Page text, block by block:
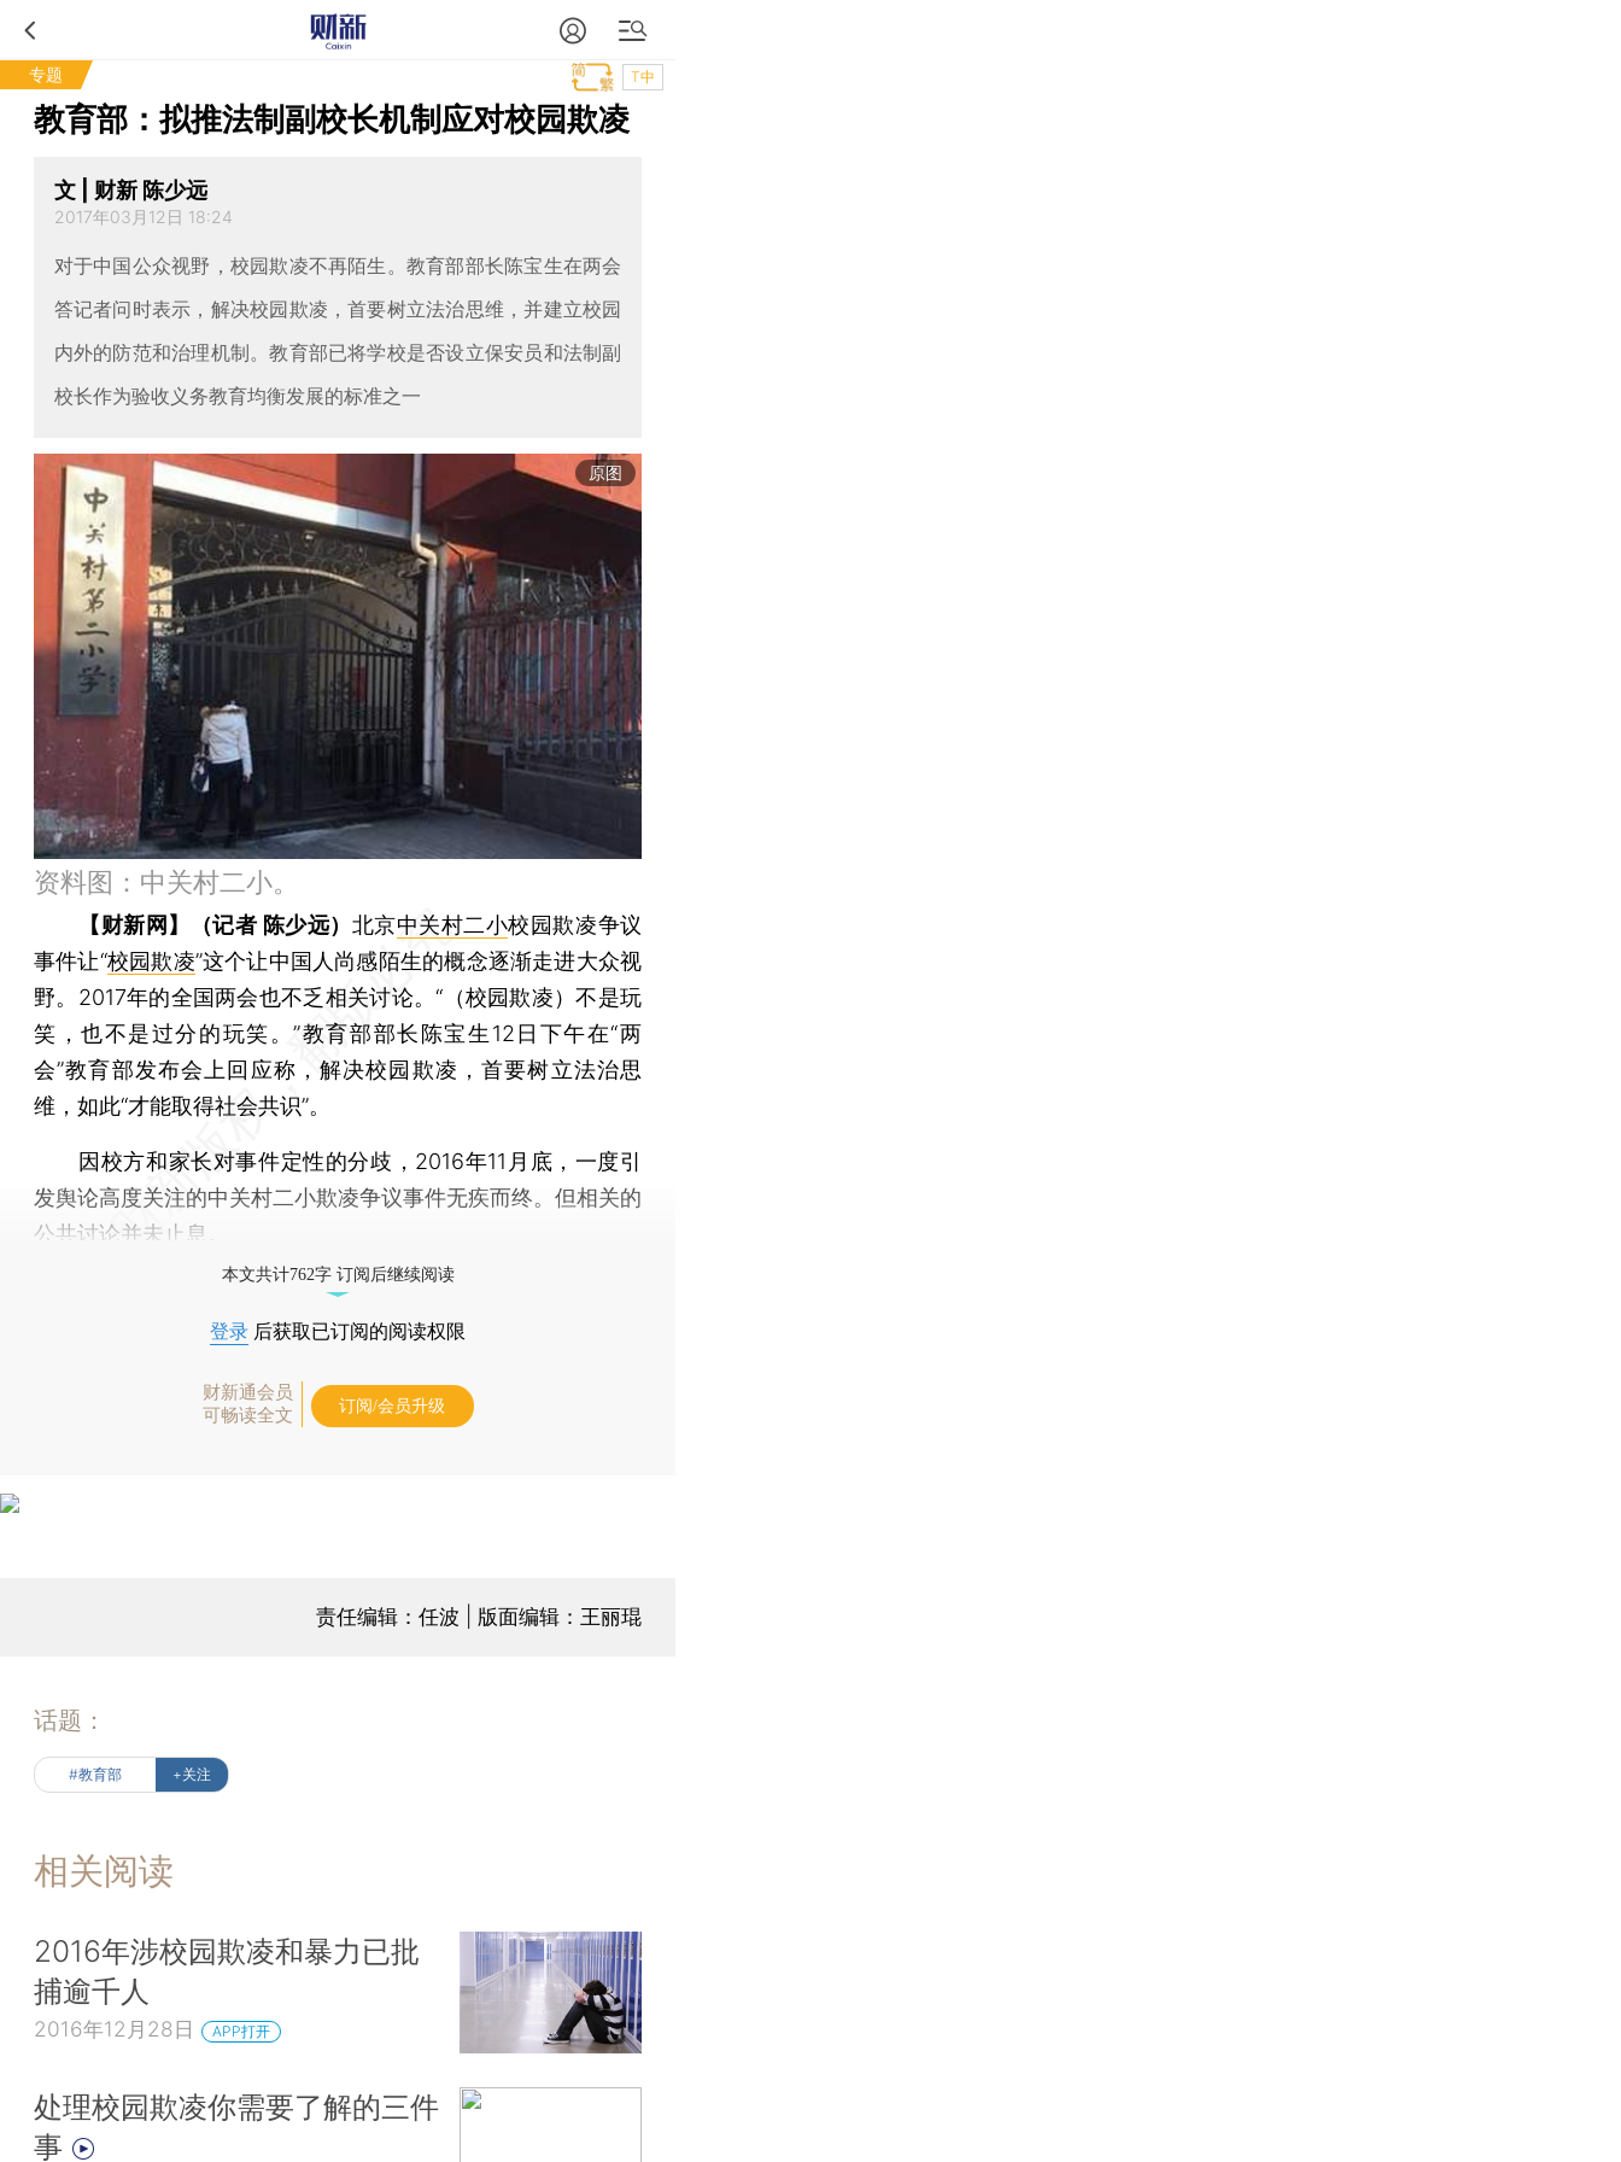
专题 T中
教育部：拟推法制副校长机制应对校园欺凌
文 | 财新 陈少远
2017年03月12日 18:24
对于中国公众视野，校园欺凌不再陌生。教育部部长陈宝生在两会
答记者问时表示，解决校园欺凌，首要树立法治思维，并建立校园
内外的防范和治理机制。教育部已将学校是否设立保安员和法制副
校长作为验收义务教育均衡发展的标准之一
原图
资料图：中关村二小。
【财新网】（记者 陈少远） 北京中关村二小校园欺凌争议
事件让“校园欺凌”这个让中国人尚感陌生的概念逐渐走进大众视
野。2017年的全国两会也不乏相关讨论。“（校园欺凌）不是玩
笑，也不是过分的玩笑。”教育部部长陈宝生12日下午在“两
会”教育部发布会上回应称，解决校园欺凌，首要树立法治思
维，如此“才能取得社会共识”。
因校方和家长对事件定性的分歧，2016年11月底，一度引
发舆论高度关注的中关村二小欺凌争议事件无疾而终。但相关的
公共讨论并未止息。
本文共计762字 订阅后继续阅读
登录 后获取已订阅的阅读权限
财新通会员
可畅读全文
订阅/会员升级
责任编辑：任波 | 版面编辑：王丽琨
话题：
#教育部 +关注
相关阅读
2016年涉校园欺凌和暴力已批
捕逾千人
2016年12月28日 APP打开
处理校园欺凌你需要了解的三件
事